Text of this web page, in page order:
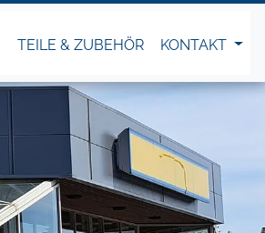
TEILE & ZUBEHÖR KONTAKT